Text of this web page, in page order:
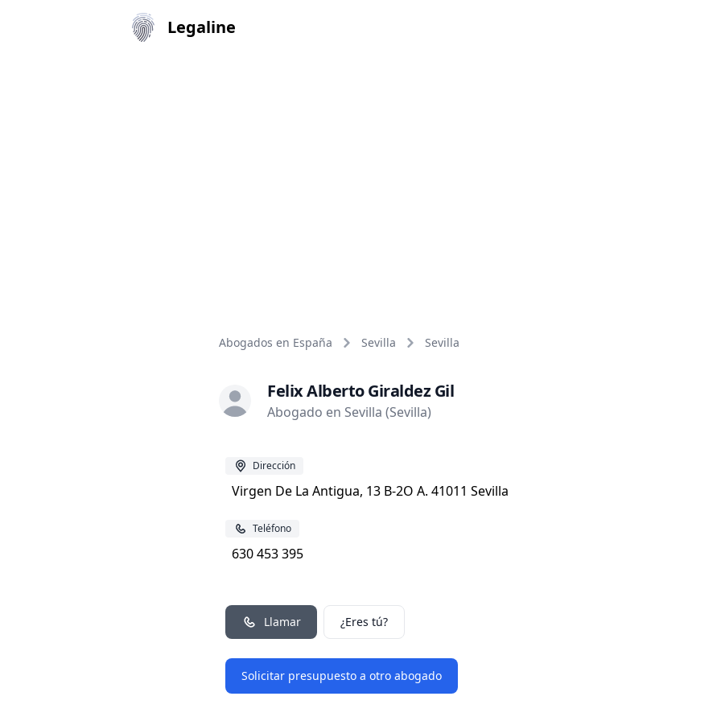
Legaline
Abogados en España Sevilla Sevilla
Felix Alberto Giraldez Gil
Abogado en Sevilla (Sevilla)
Dirección
Virgen De La Antigua, 13 B-2O A. 41011 Sevilla
Teléfono
630 453 395
Llamar ¿Eres tú?
Solicitar presupuesto a otro abogado